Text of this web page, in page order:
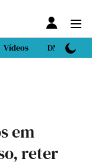
Vídeos DN Sport
em
reter